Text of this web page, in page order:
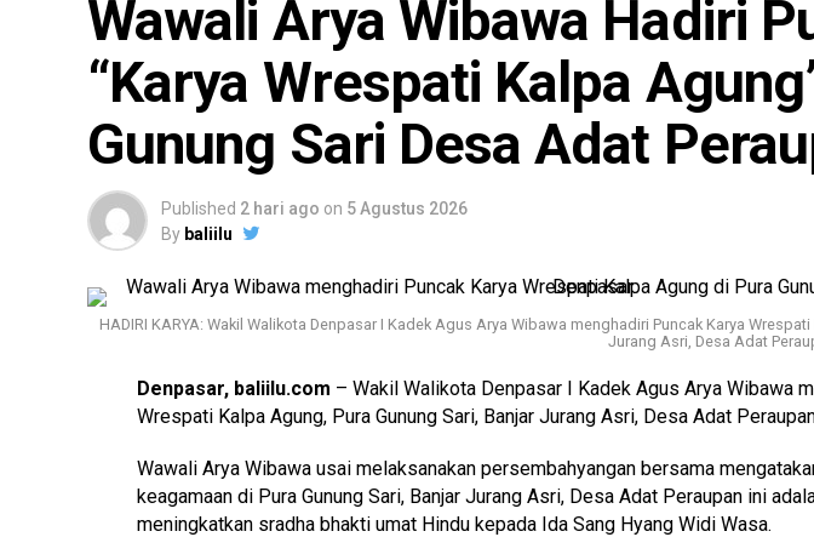
Wawali Arya Wibawa Hadiri
“Karya Wrespati Kalpa
Gunung Sari Desa Adat
Published 2 hari ago on 5 Agustus 2026
By baliilu
HADIRI KARYA: Wakil Walikota Denpasar I Kadek Agus Arya Wibawa menghadiri Puncak Karya
Jurang Asri, Desa Adat
Denpasar, baliilu.com – Wakil Walikota Denpasar I Kadek Agus Arya Wibawa
Wrespati Kalpa Agung, Pura Gunung Sari, Banjar Jurang Asri, Desa Adat
Wawali Arya Wibawa usai melaksanakan persembahyangan bersama
keagamaan di Pura Gunung Sari, Banjar Jurang Asri, Desa Adat Peraupan ini
meningkatkan sradha bhakti umat Hindu kepada Ida Sang Hyang Widi Wasa.